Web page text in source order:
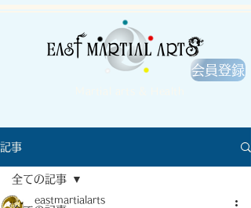
会員登録
記事
全ての記事
eastmartialarts